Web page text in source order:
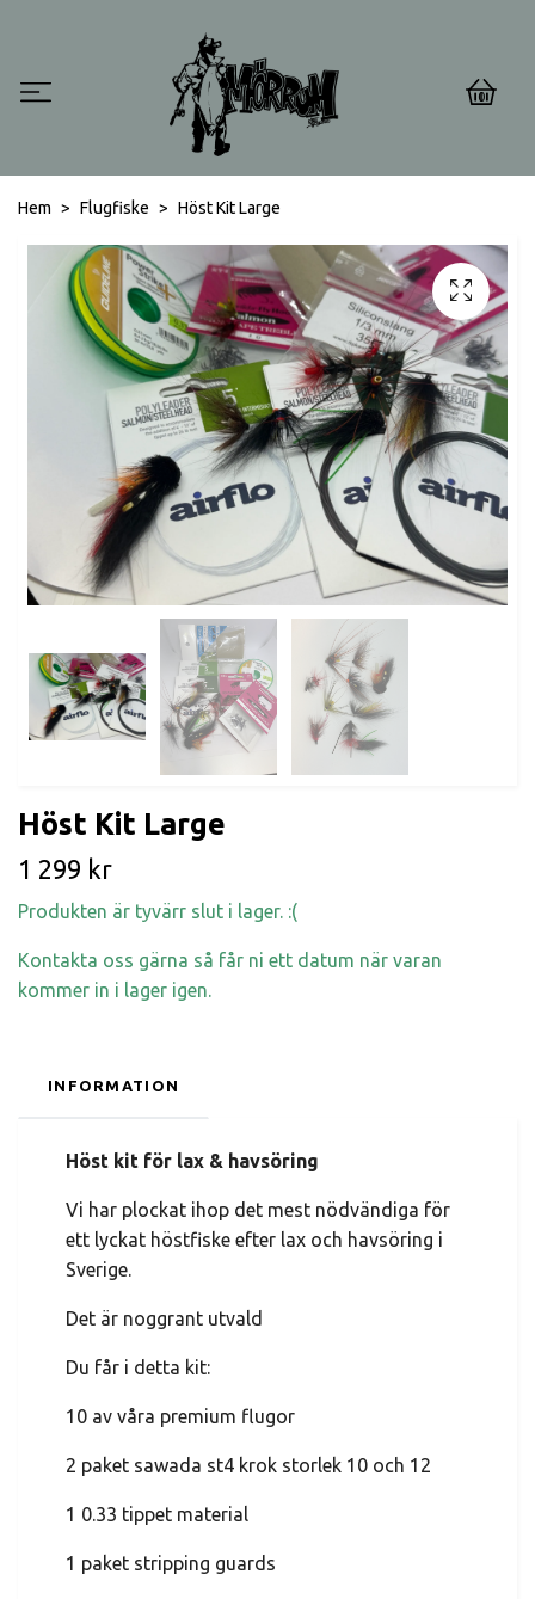
0
Hem Flugfiske Höst Kit Large
Höst Kit Large
1 299 kr
Produkten är tyvärr slut i lager. :(
Kontakta oss gärna så får ni ett datum när varan
kommer in i lager igen.
INFORMATION
Höst kit för lax & havsöring
Vi har plockat ihop det mest nödvändiga för
ett lyckat höstfiske efter lax och havsöring i
Sverige.
Det är noggrant utvald
Du får i detta kit:
10 av våra premium flugor
2 paket sawada st4 krok storlek 10 och 12
1 0.33 tippet material
1 paket stripping guards